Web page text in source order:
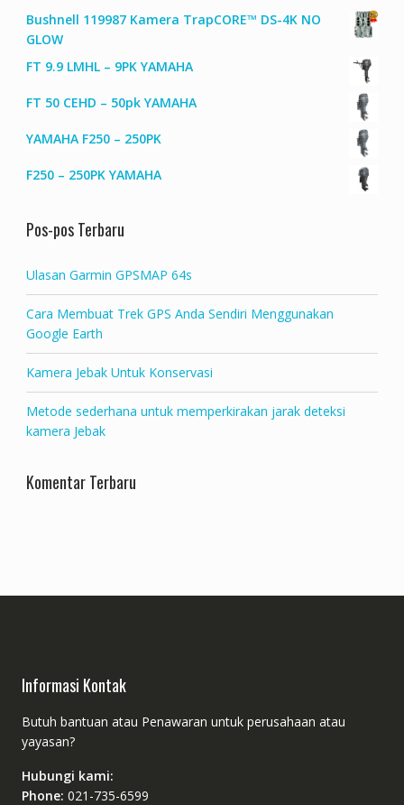
Bushnell 119987 Kamera TrapCORE™ DS-4K NO
GLOW
FT 9.9 LMHL – 9PK YAMAHA
FT 50 CEHD – 50pk YAMAHA
YAMAHA F250 – 250PK
F250 – 250PK YAMAHA
Pos-pos Terbaru
Ulasan Garmin GPSMAP 64s
Cara Membuat Trek GPS Anda Sendiri Menggunakan
Google Earth
Kamera Jebak Untuk Konservasi
Metode sederhana untuk memperkirakan jarak deteksi
kamera Jebak
Komentar Terbaru
Informasi Kontak
Butuh bantuan atau Penawaran untuk perusahaan atau
yayasan?
Hubungi kami:
Phone: 021-735-6599